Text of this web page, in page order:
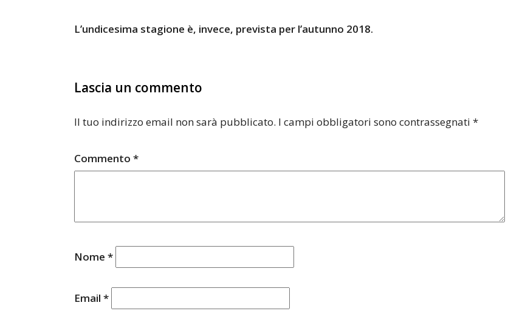
L’undicesima stagione è, invece, prevista per l’autunno 2018.
Lascia un commento
Il tuo indirizzo email non sarà pubblicato. I campi obbligatori sono contrassegnati *
Commento *
Nome *
Email *